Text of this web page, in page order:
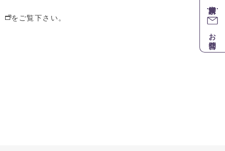
をご覧下さい。
お問合せ